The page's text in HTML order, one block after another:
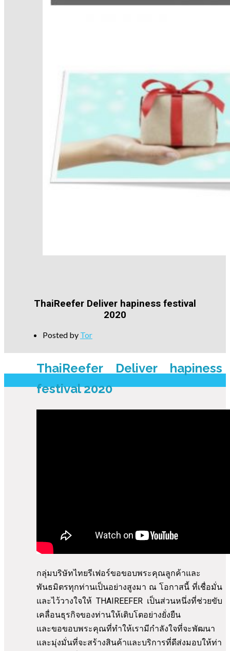
ThaiReefer Deliver hapiness festival
2020
Posted by Tor
ThaiReefer Deliver hapiness
festival 2020
กลุ่มบริษัทไทยรีเฟอร์ขอขอบพระคุณลูกค้าและ
พันธมิตรทุกท่านเป็นอย่างสูงมา ณ โอกาสนี้ ที่เชื่อมั่น
และไว้วางใจให้ THAIREEFER เป็นส่วนหนึ่งที่ช่วยขับ
เคลื่อนธุรกิจของท่านให้เติบโตอย่างยั่งยืน
และขอขอบพระคุณที่ทำให้เรามีกำลังใจที่จะพัฒนา
และมุ่งมั่นที่จะสร้างสินค้าและบริการที่ดีส่งมอบให้ท่า